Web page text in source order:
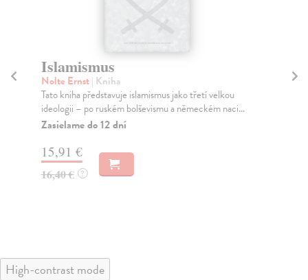
Islamismus
Nolte Ernst| Kniha
Tato kniha představuje islamismus jako třetí velkou
ideologii – po ruském bolševismu a německém naci...
Zasielame do 12 dní
15,91 €
16,40 € ?
High-contrast mode